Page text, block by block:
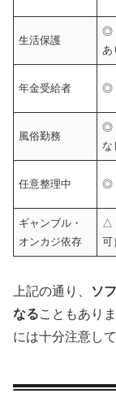
生活保護
◎
あ
年金受給者 ◎
風俗勤務
◎
な
任意整理中 ◎
ギャンブル・
オンカジ依存
△
可
上記の通り、
ソ
なることもあり
には十分注意し